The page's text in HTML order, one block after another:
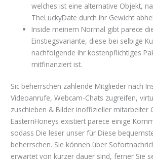
welches ist eine alternative Objekt,
TheLuckyDate durch ihr Gewicht
Inside meinem Normal gibt parece
Einstiegsvariante, diese bei selbige
nachfolgende ihr kostenpflichtiges
mitfinanziert ist.
Sic beherrschen zahlende Mitglieder nach
Videoanrufe, Webcam-Chats zugreifen,
zuschieben & Bilder inoffizieller mitarbeiter
EasternHoneys existiert parece einige
sodass Die leser unser für Diese
beherrschen. Sie können über
erwartet von kurzer dauer sind, ferner Sie